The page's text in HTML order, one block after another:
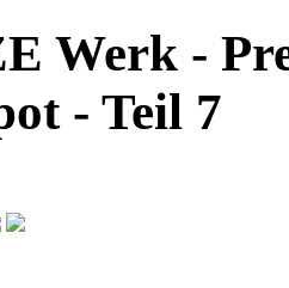
Werk -
- Teil 7